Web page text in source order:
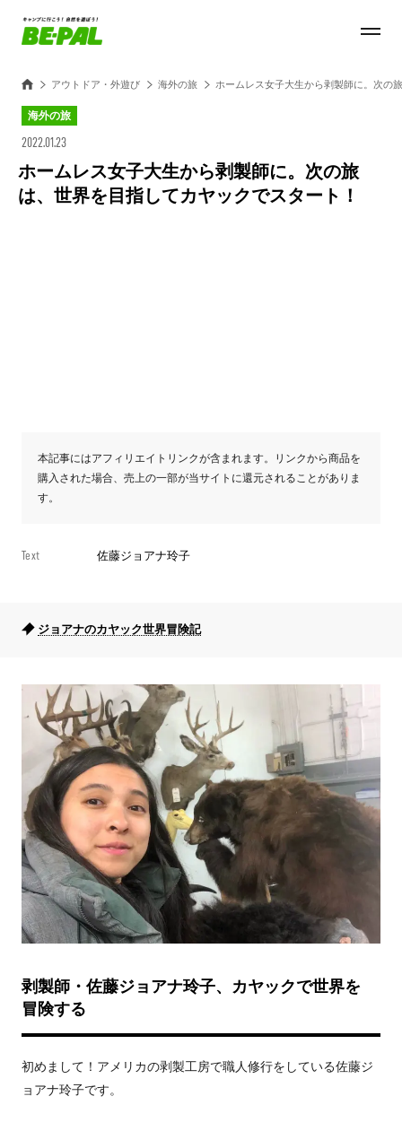
アウトドア・外遊び 海外の旅 ホームレス女子大生から剥製師に。次の
海外の旅
2022.01.23
ホームレス女子大生から剥製師に。次の旅
は、世界を目指してカヤックでスタート！
本記事にはアフィリエイトリンクが含まれます。リンクから商品を
購入された場合、売上の一部が当サイトに還元されることがありま
す。
Text 佐藤ジョアナ玲子
ジョアナのカヤック世界冒険記
剥製師・佐藤ジョアナ玲子、カヤックで世界を
冒険する
初めまして！アメリカの剥製工房で職人修行をしている佐藤ジ
ョアナ玲子です。